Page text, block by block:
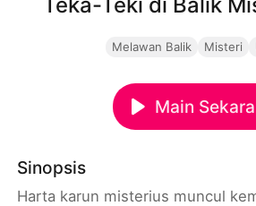
Melawan Balik Misteri
Main
Sinopsis
Harta karun misterius muncul